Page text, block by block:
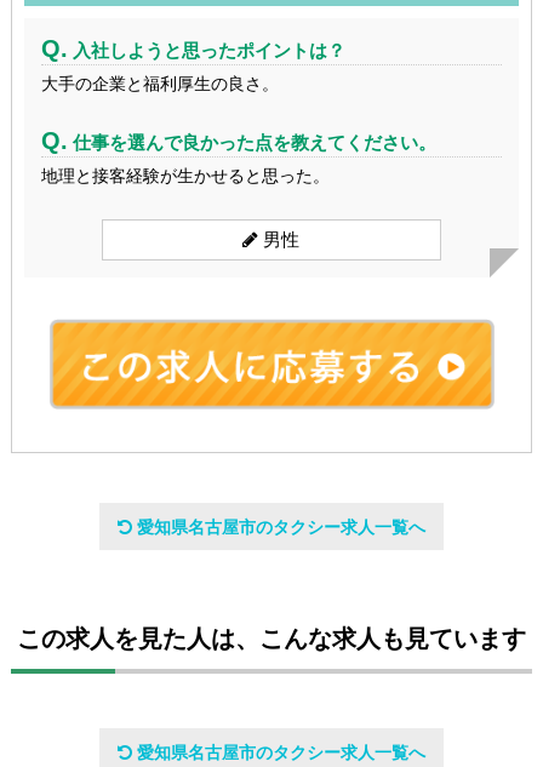
Q. 入社しようと思ったポイントは？
大手の企業と福利厚生の良さ。
Q. 仕事を選んで良かった点を教えてください。
地理と接客経験が生かせると思った。
男性
会社名
1944年9月1日
愛知県名古屋市のタクシー求人一覧へ
この求人を見た人は、こんな求人も見ています
愛知県名古屋市のタクシー求人一覧へ